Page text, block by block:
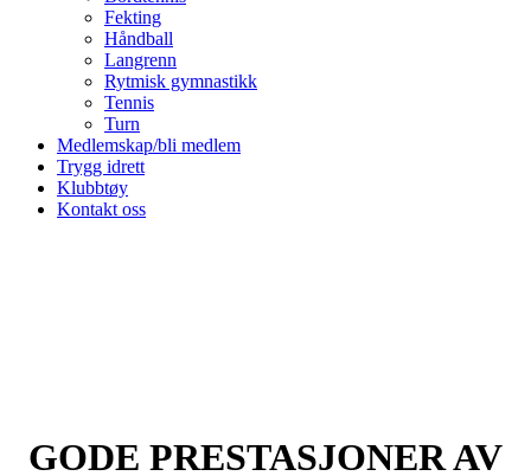
Fekting
Håndball
Langrenn
Rytmisk gymnastikk
Tennis
Turn
Medlemskap/bli medlem
Trygg idrett
Klubbtøy
Kontakt oss
GODE PRESTASJONER AV